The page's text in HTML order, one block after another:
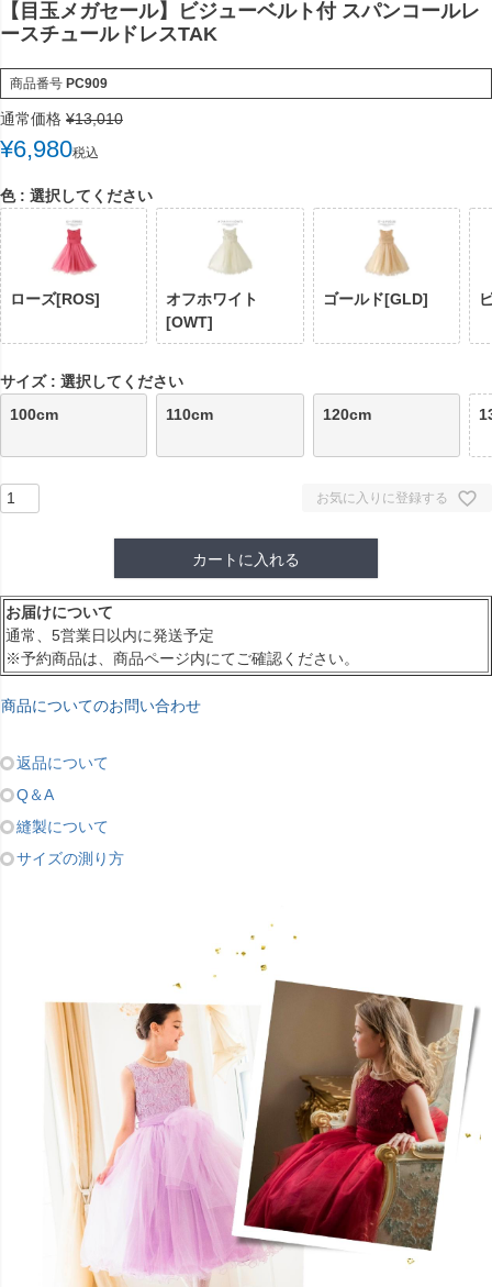
【目玉メガセール】ビジューベルト付 スパンコールレ
ースチュールドレスTAK
商品番号 PC909
通常価格 ¥13,010
¥6,980税込
色 選択してください
ローズ[ROS]
オフホワイト
[OWT]
ゴールド[GLD]
サイズ
選択してください
100cm
110cm 120cm
お気に入りに登録する
カートに入れる
お届けについて
通常、5営業日以内に発送予定
※予約商品は、商品ページ内にてご確認ください。
商品についてのお問い合わせ
返品について
Q＆A
縫製について
サイズの測り方